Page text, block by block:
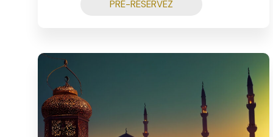
PRÉ-RÉSERVEZ